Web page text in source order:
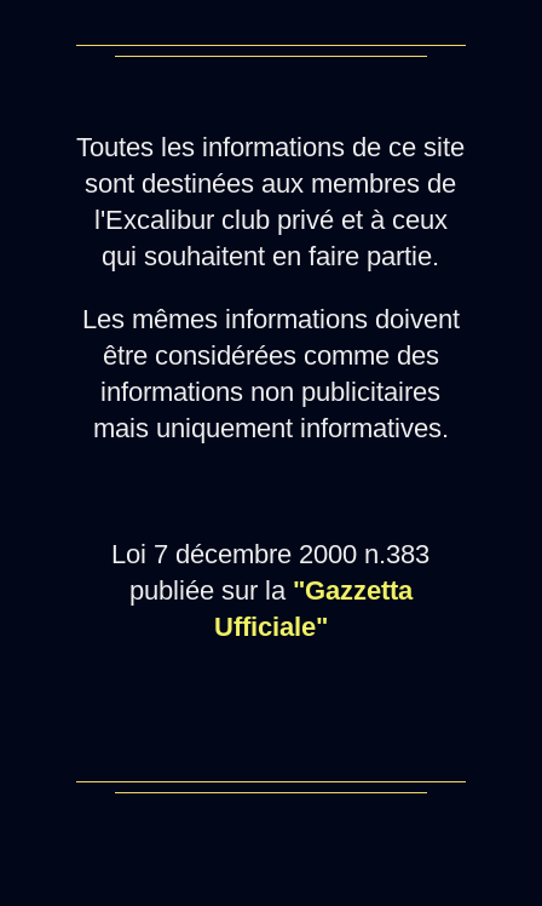
Toutes les informations de ce site
sont destinées aux membres de
l'Excalibur club privé et à ceux
qui souhaitent en faire partie.
Les mêmes informations doivent
être considérées comme des
informations non publicitaires
mais uniquement informatives.
Loi 7 décembre 2000 n.383
publiée sur la "Gazzetta
Ufficiale"